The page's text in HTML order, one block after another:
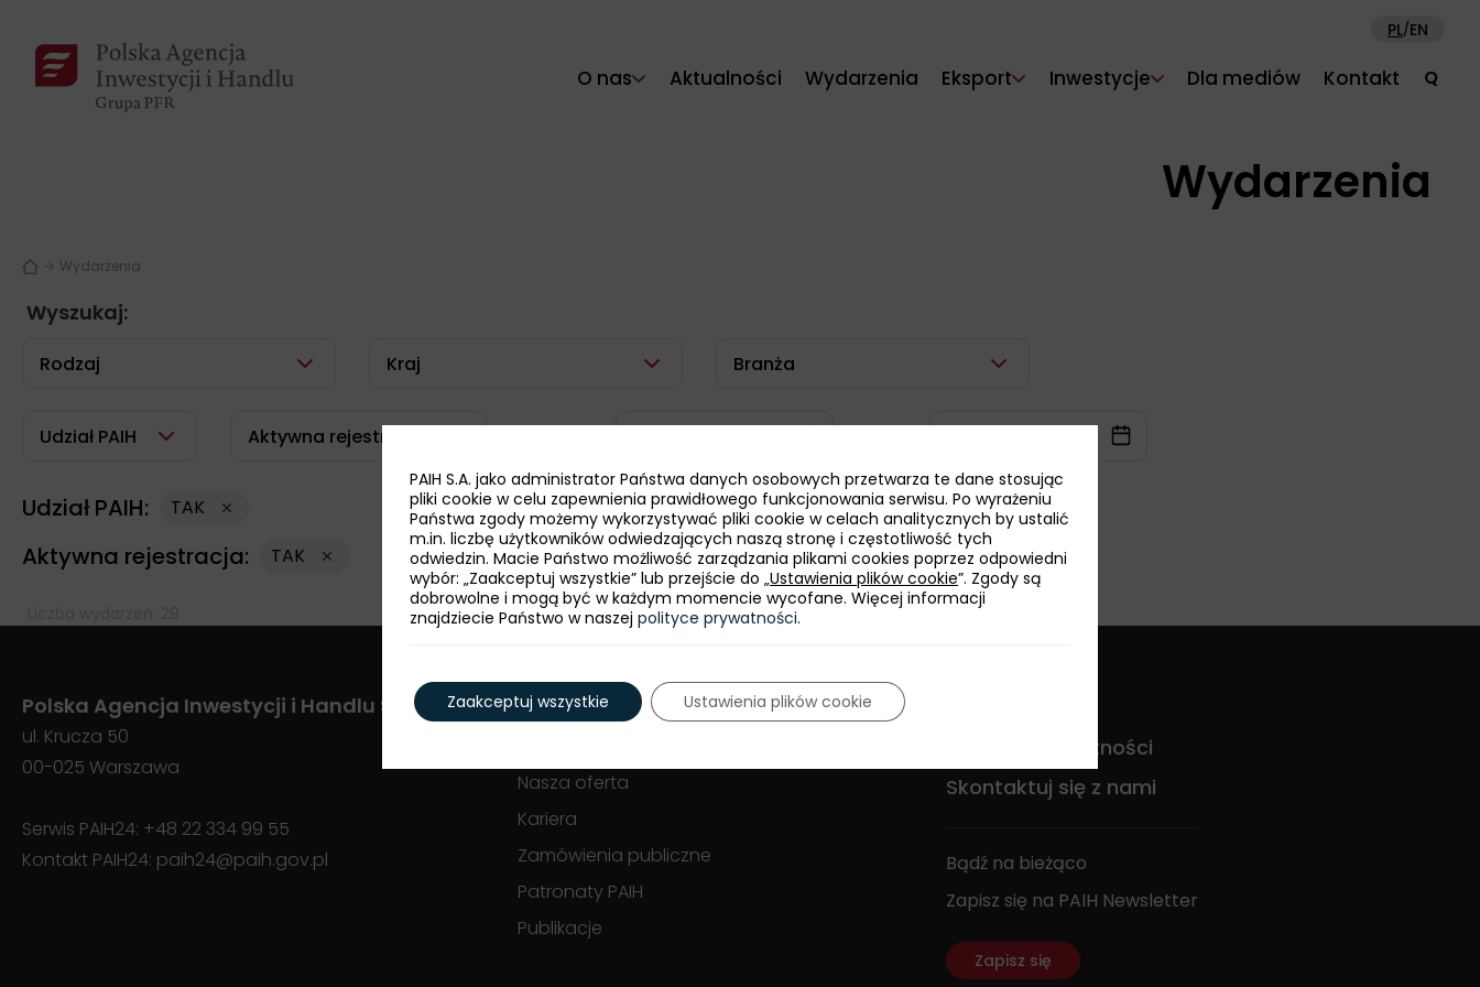
O nas Aktualności Wydarzenia Eksport Inwestycje Dla mediów Kontakt Q
PL/EN
Wydarzenia
Wydarzenia
Wyszukaj:
Rodzaj Kraj Branża
Udział PAIH Aktywna rejestracja
Udział PAIH: TAK
Aktywna rejestracja: TAK
Polska Agencja Inwestycji i Handlu S.A.
ul. Krucza 50
00-025 Warszawa
Serwis PAIH24: +48 22 334 99 55
Kontakt PAIH24: paih24@paih.gov.pl
Kim jesteśmy?
Nasza oferta
Kariera
Zamówienia publiczne
Patronaty PAIH
Publikacje
Polityka prywatności
Skontaktuj się z nami
Bądź na bieżąco
Zapisz się na PAIH Newsletter
Zapisz się
PAIH S.A. jako administrator Państwa danych osobowych przetwarza te dane stosując
pliki cookie w celu zapewnienia prawidłowego funkcjonowania serwisu. Po wyrażeniu
Państwa zgody możemy wykorzystywać pliki cookie w celach analitycznych by ustalić
m.in. liczbę użytkowników odwiedzających naszą stronę i częstotliwość tych
odwiedzin. Macie Państwo możliwość zarządzania plikami cookies poprzez odpowiedni
wybór: „Zaakceptuj wszystkie” lub przejście do „Ustawienia plików cookie”. Zgody są
dobrowolne i mogą być w każdym momencie wycofane. Więcej informacji
znajdziecie Państwo w naszej polityce prywatności.
Zaakceptuj wszystkie Ustawienia plików cookie